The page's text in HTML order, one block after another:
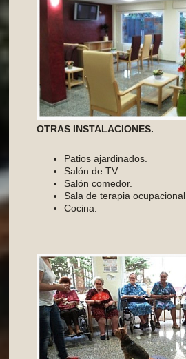
OTRAS INSTALACIONES.
Patios ajardinados.
Salón de TV.
Salón comedor.
Sala de terapia ocupacional.
Cocina.